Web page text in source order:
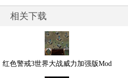
相关下载
红色警戒3世界大战威力加强版Mod